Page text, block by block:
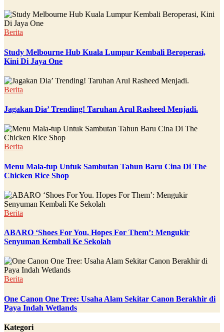
Berita
Study Melbourne Hub Kuala Lumpur Kembali Beroperasi,
Kini Di Jaya One
Berita
Jagakan Dia’ Trending! Taruhan Arul Rasheed Menjadi.
Berita
Menu Mala-tup Untuk Sambutan Tahun Baru Cina Di The
Chicken Rice Shop
Berita
ABARO ‘Shoes For You. Hopes For Them’: Mengukir
Senyuman Kembali Ke Sekolah
Berita
One Canon One Tree: Usaha Alam Sekitar Canon Berakhir di
Paya Indah Wetlands
Kategori